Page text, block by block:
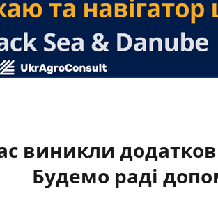
виникли
Будемо раді